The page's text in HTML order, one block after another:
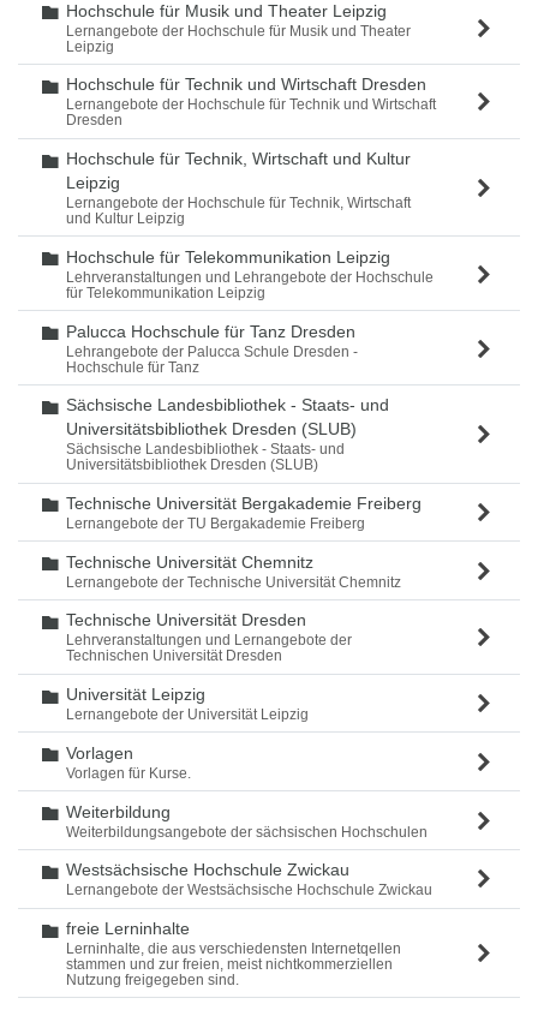
Ordner
Hochschule für Musik und Theater Leipzig
Lernangebote der Hochschule für Musik und Theater
Leipzig
Ordner
Hochschule für Technik und Wirtschaft Dresden
Lernangebote der Hochschule für Technik und Wirtschaft
Dresden
Ordner
Hochschule für Technik, Wirtschaft und Kultur
Leipzig
Lernangebote der Hochschule für Technik, Wirtschaft
und Kultur Leipzig
Ordner
Hochschule für Telekommunikation Leipzig
Lehrveranstaltungen und Lehrangebote der Hochschule
für Telekommunikation Leipzig
Ordner
Palucca Hochschule für Tanz Dresden
Lehrangebote der Palucca Schule Dresden -
Hochschule für Tanz
Ordner
Sächsische Landesbibliothek - Staats- und
Universitätsbibliothek Dresden (SLUB)
Sächsische Landesbibliothek - Staats- und
Universitätsbibliothek Dresden (SLUB)
Ordner
Technische Universität Bergakademie Freiberg
Lernangebote der TU Bergakademie Freiberg
Ordner
Technische Universität Chemnitz
Lernangebote der Technische Universität Chemnitz
Ordner
Technische Universität Dresden
Lehrveranstaltungen und Lernangebote der
Technischen Universität Dresden
Ordner
Universität Leipzig
Lernangebote der Universität Leipzig
Ordner
Vorlagen
Vorlagen für Kurse.
Ordner
Weiterbildung
Weiterbildungsangebote der sächsischen Hochschulen
Ordner
Westsächsische Hochschule Zwickau
Lernangebote der Westsächsische Hochschule Zwickau
Ordner
freie Lerninhalte
Lerninhalte, die aus verschiedensten Internetqellen
stammen und zur freien, meist nichtkommerziellen
Nutzung freigegeben sind.